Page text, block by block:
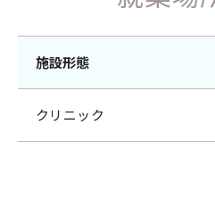
施設形態
クリニック